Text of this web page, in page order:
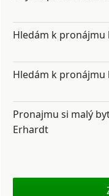
Hledám k pronájmu
Hledám k pronájmu
Pronajmu si malý
Erhardt